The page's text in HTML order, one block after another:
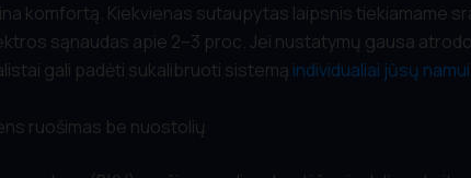
komfortą. Kiekvienas sutaupytas laipsnis tiekiamame
sąnaudas apie 2–3 proc. Jei nustatymų gausa
gali padėti sukalibruoti sistemą individualiai jūsų namui
ruošimas be nuostolių